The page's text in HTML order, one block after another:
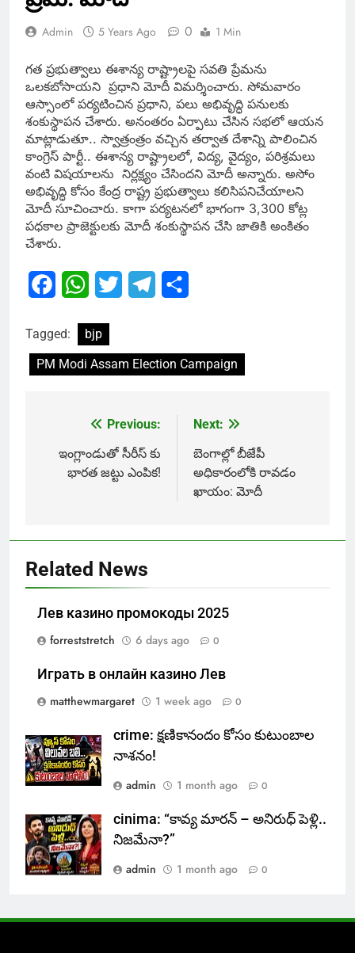
Admin 5 Years Ago 0 1 Min
గత ప్రభుత్వాలు ఈశాన్య రాష్ట్రాలపై సవతి ప్రేమను
ఒలకబోసాయని ప్రధాని మోదీ విమర్శించారు. సోమవారం
ఆస్సాంలో పర్యటించిన ప్రధాని, పలు అభివృద్ధి పనులకు
శంకుస్థాపన చేశారు. అనంతరం ఏర్పాటు చేసిన సభలో ఆయన
మాట్లాడుతూ.. స్వాత్రంత్రం వచ్చిన తర్వాత దేశాన్ని పాలించిన
కాంగ్రెస్ పార్టీ.. ఈశాన్య రాష్ట్రాలలో, విద్య, వైద్యం, పరిశ్రమలు
వంటి విషయాలను నిర్లక్ష్యం చేసిందని మోదీ అన్నారు. అసోం
అభివృద్ధి కోసం కేంద్ర రాష్ట్ర ప్రభుత్వాలు కలిసిపనిచేయాలని
మోదీ సూచించారు. కాగా పర్యటనలో భాగంగా 3,300 కోట్ల
పధకాల ప్రాజెక్టులకు మోదీ శంకుస్థాపన చేసి జాతికి అంకితం
చేశారు.
FacebookWhatsApp
Twitter Telegram
Tagged:
bjp
PM Modi Assam Election Campaign
navigation
Previous:
ఇంగ్లాండుతో సీరీస్ కు
భారత జట్టు ఎంపిక!
Next:
బెంగాల్లో బీజేపీ
అధికారంలోకి రావడం
ఖాయం: మోదీ
Related News
Лев казино промокоды 2025
forreststretch
6 days ago 0
Играть в онлайн казино Лев
matthewmargaret
1 week ago 0
crime: క్షణికానందం కోసం కుటుంబాల
నాశనం!
admin
1 month ago 0
cinima: “కావ్య మారన్ – అనిరుధ్ పెళ్లి..
నిజమేనా?”
admin
1 month ago 0